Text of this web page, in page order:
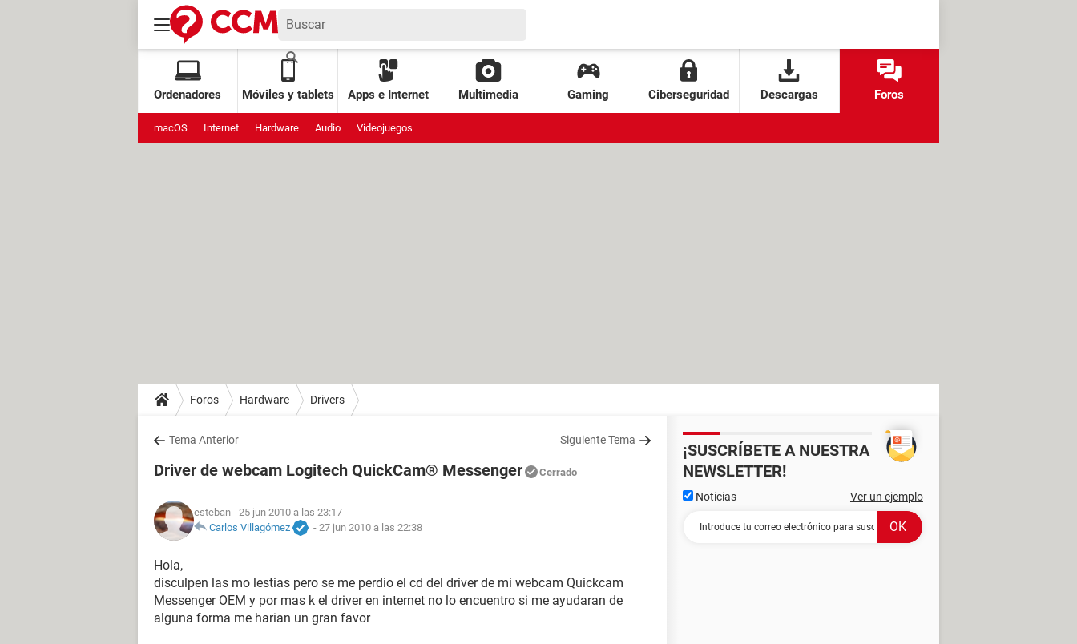
Ordenadores Móviles y tablets Apps e Internet Multimedia Gaming Ciberseguridad Descargas Foros
macOS Internet Hardware Audio Videojuegos
Foros Hardware Drivers
Tema Anterior Siguiente Tema
Driver de webcam Logitech QuickCam® Messenger Cerrado
esteban - 25 jun 2010 a las 23:17
Carlos Villagómez
- 27 jun 2010 a las 22:38
Hola,
disculpen las mo lestias pero se me perdio el cd del driver de mi webcam Quickcam
Messenger OEM y por mas k el driver en internet no lo encuentro si me ayudaran de
alguna forma me harian un gran favor
¡SUSCRÍBETE A NUESTRA
NEWSLETTER!
Noticias Ver un ejemplo